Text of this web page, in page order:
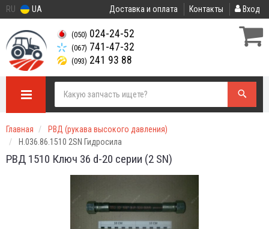
RU UA Доставка и оплата Контакты Вход
(050) 024-24-52
(067) 741-47-32
(093) 241 93 88
Главная
РВД (рукава высокого давления)
Н.036.86.1510 2SN Гидросила
РВД 1510 Ключ 36 d-20 серии (2 SN)